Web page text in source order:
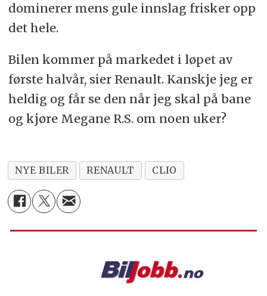
dominerer mens gule innslag frisker opp
det hele.
Bilen kommer på markedet i løpet av
første halvår, sier Renault. Kanskje jeg er
heldig og får se den når jeg skal på bane
og kjøre Megane R.S. om noen uker?
NYE BILER RENAULT CLIO